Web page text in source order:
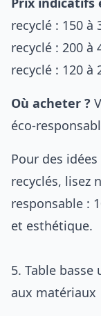
recyclé : 150 à
recyclé : 200 à
recyclé : 120 à
Où acheter ?
éco-
Pour des
recyclés, lisez
responsable :
et esthétique.
5. Table basse
aux matériaux